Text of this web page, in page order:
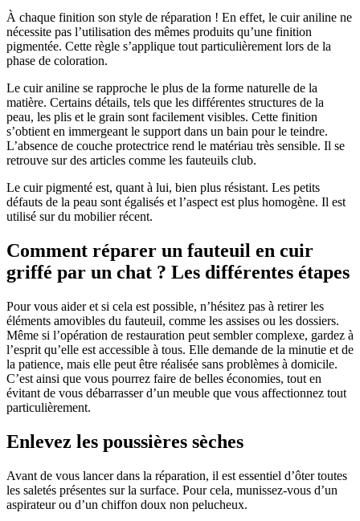
À chaque finition son style de réparation ! En effet, le cuir aniline ne
nécessite pas l’utilisation des mêmes produits qu’une finition
pigmentée. Cette règle s’applique tout particulièrement lors de la
phase de coloration.
Le cuir aniline se rapproche le plus de la forme naturelle de la
matière. Certains détails, tels que les différentes structures de la
peau, les plis et le grain sont facilement visibles. Cette finition
s’obtient en immergeant le support dans un bain pour le teindre.
L’absence de couche protectrice rend le matériau très sensible. Il se
retrouve sur des articles comme les fauteuils club.
Le cuir pigmenté est, quant à lui, bien plus résistant. Les petits
défauts de la peau sont égalisés et l’aspect est plus homogène. Il est
utilisé sur du mobilier récent.
Comment réparer un fauteuil en cuir
griffé par un chat ? Les différentes étapes
Pour vous aider et si cela est possible, n’hésitez pas à retirer les
éléments amovibles du fauteuil, comme les assises ou les dossiers.
Même si l’opération de restauration peut sembler complexe, gardez à
l’esprit qu’elle est accessible à tous. Elle demande de la minutie et de
la patience, mais elle peut être réalisée sans problèmes à domicile.
C’est ainsi que vous pourrez faire de belles économies, tout en
évitant de vous débarrasser d’un meuble que vous affectionnez tout
particulièrement.
Enlevez les poussières sèches
Avant de vous lancer dans la réparation, il est essentiel d’ôter toutes
les saletés présentes sur la surface. Pour cela, munissez-vous d’un
aspirateur ou d’un chiffon doux non pelucheux.